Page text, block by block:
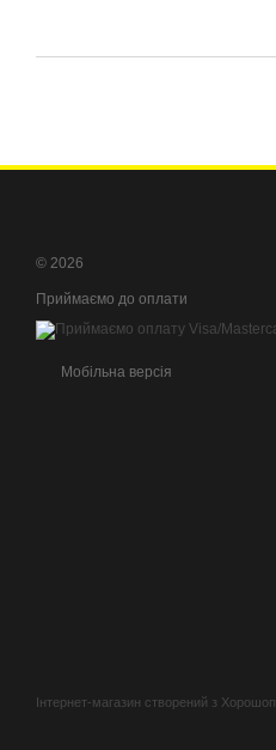
© 2026
Приймаємо до оплати
Мобільна версія
Інтернет-магазин створений з Хорошоп